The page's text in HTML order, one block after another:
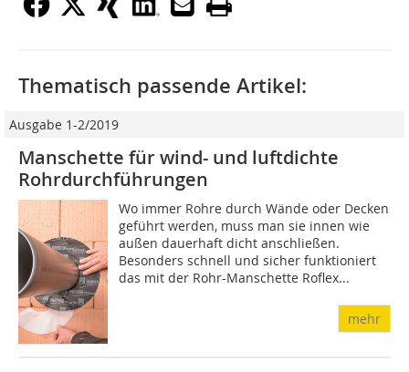
Thematisch passende Artikel:
Ausgabe 1-2/2019
Manschette für wind- und luftdichte
Rohrdurchführungen
Wo immer Rohre durch Wände oder Decken
geführt werden, muss man sie innen wie
außen dauerhaft dicht anschließen.
Besonders schnell und sicher funktioniert
das mit der Rohr-Manschette Roflex...
mehr